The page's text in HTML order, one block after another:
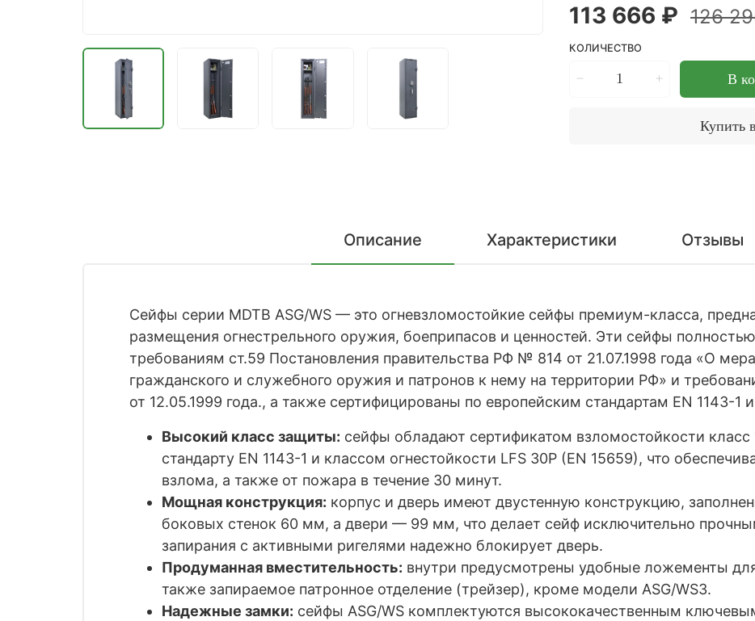
113 666 ₽ 126
КОЛИЧЕСТВО
В
Купить
Описание Характеристики Отзывы
Сейфы серии MDTB ASG/WS — это огневзломостойкие сейфы премиум-класса,
размещения огнестрельного оружия, боеприпасов и ценностей. Эти сейфы
требованиям ст.59 Постановления правительства РФ № 814 от 21.07.1998 года «О
гражданского и служебного оружия и патронов к нему на территории РФ» и
от 12.05.1999 года., а также сертифицированы по европейским стандартам EN 1143-1
Высокий класс защиты: сейфы обладают сертификатом взломостойкости класс
стандарту EN 1143-1 и классом огнестойкости LFS 30P (EN 15659), что
взлома, а также от пожара в течение 30 минут.
Мощная конструкция: корпус и дверь имеют двустенную конструкцию,
боковых стенок 60 мм, а двери — 99 мм, что делает сейф исключительно
запирания с активными ригелями надежно блокирует дверь.
Продуманная вместительность: внутри предусмотрены удобные ложементы
также запираемое патронное отделение (трейзер), кроме модели ASG/WS3.
Надежные замки: cейфы ASG/WS комплектуются высококачественным